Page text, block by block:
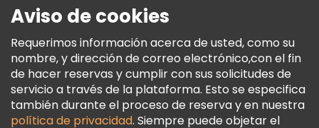
Términos E Información Legal
Política De Cookies
Freetour Premios
Programa De Fidelidad
Aviso de cookies
Requerimos información acerca de usted, como su
nombre, y dirección de correo electrónico,con el fin
de hacer reservas y cumplir con sus solicitudes de
servicio a través de la plataforma. Esto se especifica
también durante el proceso de reserva y en nuestra
política de privacidad. Siempre puede objetar el